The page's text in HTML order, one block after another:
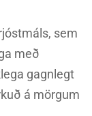
sem
með
gagnlegt
á mörgum